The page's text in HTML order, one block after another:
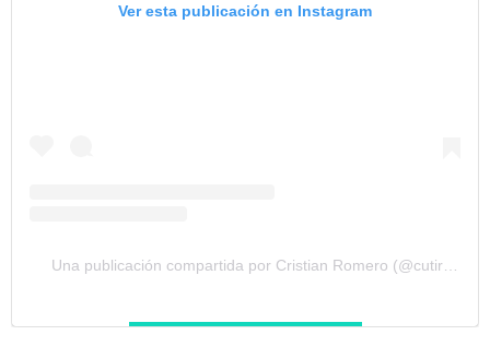
Ver esta publicación en Instagram